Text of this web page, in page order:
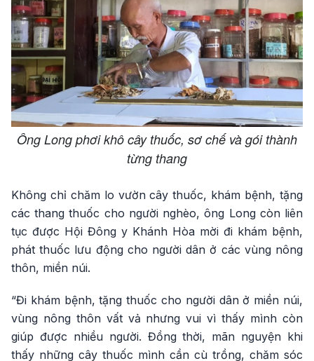
Ông Long phơi khô cây thuốc, sơ chế và gói thành
từng thang
Không chỉ chăm lo vườn cây thuốc, khám bệnh, tặng
các thang thuốc cho người nghèo, ông Long còn liên
tục được Hội Đông y Khánh Hòa mời đi khám bệnh,
phát thuốc lưu động cho người dân ở các vùng nông
thôn, miền núi.
“Đi khám bệnh, tặng thuốc cho người dân ở miền núi,
vùng nông thôn vất vả nhưng vui vì thấy mình còn
giúp được nhiều người. Đồng thời, mãn nguyện khi
thấy những cây thuốc mình cần cù trồng, chăm sóc